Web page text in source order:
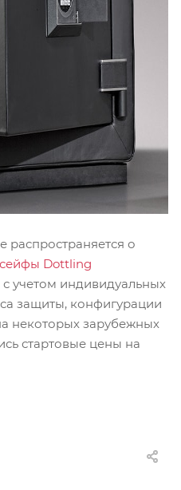
о
Dottling
с учетом индивидуальных
защиты, конфигурации
некоторых зарубежных
стартовые цены на